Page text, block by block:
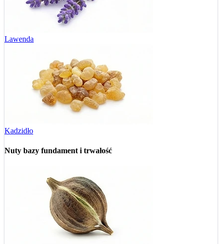
Lawenda
Kadzidło
Nuty bazy fundament i trwałość